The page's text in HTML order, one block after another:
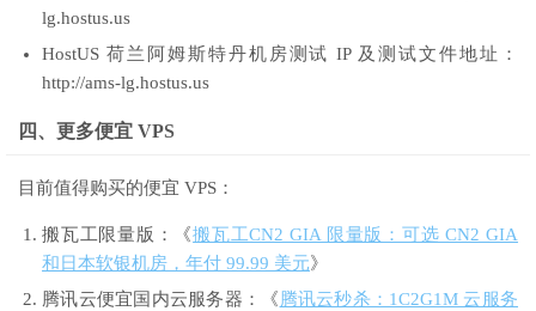
lg.hostus.us
HostUS 荷兰阿姆斯特丹机房测试 IP 及测试文件地址：
http://ams-lg.hostus.us
四、更多便宜 VPS
目前值得购买的便宜 VPS：
搬瓦工限量版：《搬瓦工CN2 GIA 限量版：可选 CN2 GIA
和日本软银机房，年付 99.99 美元》
腾讯云便宜国内云服务器：《 腾讯云秒杀：1C2G1M 云服务